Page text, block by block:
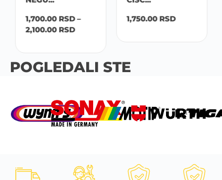
1,700.00 RSD –
2,100.00 RSD
1,750.00 RSD
POGLEDALI STE